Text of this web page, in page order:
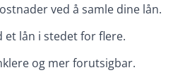
ved å samle dine lån.
et lån i stedet for flere.
og mer forutsigbar.